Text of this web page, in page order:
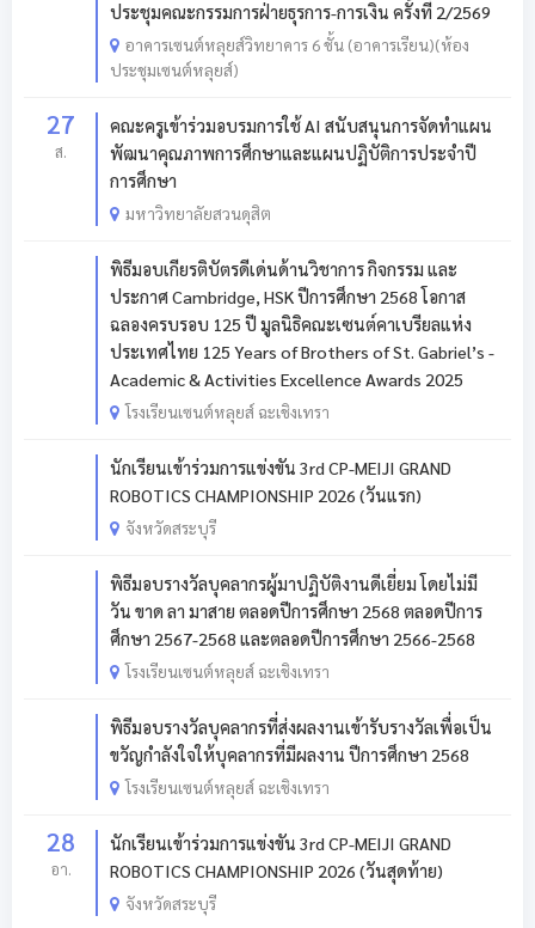
ประชุมคณะกรรมการฝ่ายธุรการ-การเงิน ครั้งที่ 2/2569
อาคารเซนต์หลุยส์วิทยาคาร 6 ชั้น (อาคารเรียน)(ห้อง
ประชุมเซนต์หลุยส์)
27
ส.
คณะครูเข้าร่วมอบรมการใช้ AI สนับสนุนการจัดทำแผน
พัฒนาคุณภาพการศึกษาและแผนปฏิบัติการประจำปี
การศึกษา
มหาวิทยาลัยสวนดุสิต
พิธีมอบเกียรติบัตรดีเด่นด้านวิชาการ กิจกรรม และ
ประกาศ Cambridge, HSK ปีการศึกษา 2568 โอกาส
ฉลองครบรอบ 125 ปี มูลนิธิคณะเซนต์คาเบรียลแห่ง
ประเทศไทย 125 Years of Brothers of St. Gabriel’s -
Academic & Activities Excellence Awards 2025
โรงเรียนเซนต์หลุยส์ ฉะเชิงเทรา
นักเรียนเข้าร่วมการแข่งขัน 3rd CP-MEIJI GRAND
ROBOTICS CHAMPIONSHIP 2026 (วันแรก)
จังหวัดสระบุรี
พิธีมอบรางวัลบุคลากรผู้มาปฏิบัติงานดีเยี่ยม โดยไม่มี
วัน ขาด ลา มาสาย ตลอดปีการศึกษา 2568 ตลอดปีการ
ศึกษา 2567-2568 และตลอดปีการศึกษา 2566-2568
โรงเรียนเซนต์หลุยส์ ฉะเชิงเทรา
พิธีมอบรางวัลบุคลากรที่ส่งผลงานเข้ารับรางวัลเพื่อเป็น
ขวัญกำลังใจให้บุคลากรที่มีผลงาน ปีการศึกษา 2568
โรงเรียนเซนต์หลุยส์ ฉะเชิงเทรา
28
อา.
นักเรียนเข้าร่วมการแข่งขัน 3rd CP-MEIJI GRAND
ROBOTICS CHAMPIONSHIP 2026 (วันสุดท้าย)
จังหวัดสระบุรี